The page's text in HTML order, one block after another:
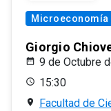
Microeconomía
Giorgio
9 de Octubre
15:30
Facultad de